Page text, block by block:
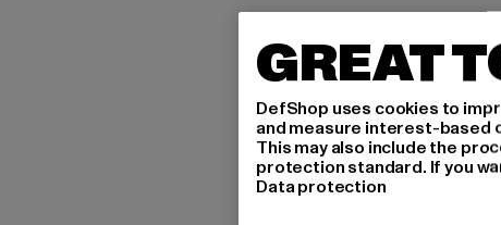
GREAT
DefShop uses cookies to
and measure interest-based
This may also include the
protection standard. If you
Data protection